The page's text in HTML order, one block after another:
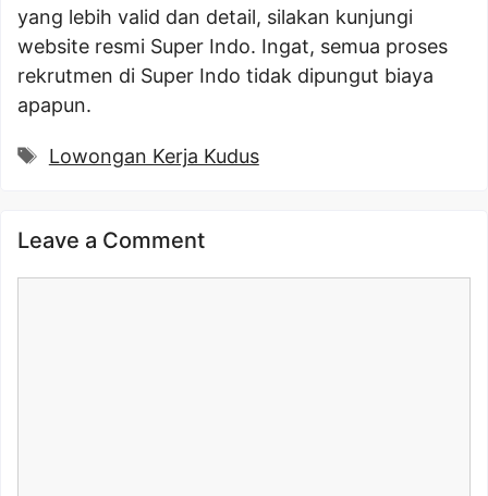
yang lebih valid dan detail, silakan kunjungi
website resmi Super Indo. Ingat, semua proses
rekrutmen di Super Indo tidak dipungut biaya
apapun.
Tags
Lowongan Kerja Kudus
Leave a Comment